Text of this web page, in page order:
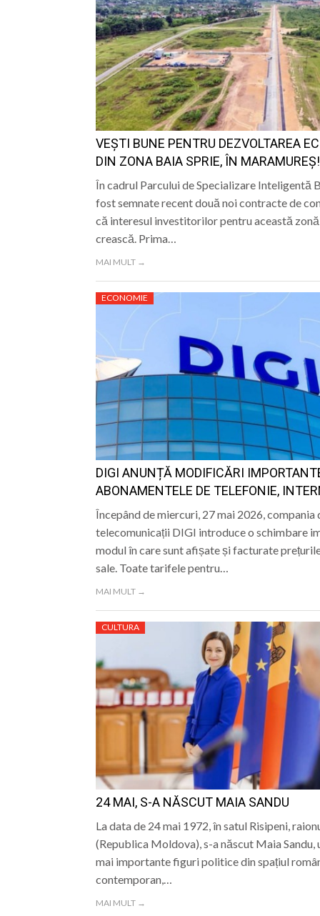
VEȘTI BUNE PENTRU DEZVOLTAREA
DIN ZONA BAIA SPRIE, ÎN MARAMUREȘ!
În cadrul Parcului de Specializare Inteligentă
fost semnate recent două noi contracte de
că interesul investitorilor pentru această
crească. Prima…
MAI MULT →
ECONOMIE
DIGI ANUNȚĂ MODIFICĂRI
ABONAMENTELE DE TELEFONIE,
Începând de miercuri, 27 mai 2026, compania
telecomunicații DIGI introduce o schimbare
modul în care sunt afișate și facturate
sale. Toate tarifele pentru…
MAI MULT →
CULTURA
24 MAI, S-A NĂSCUT MAIA SANDU
La data de 24 mai 1972, în satul Risipeni,
(Republica Moldova), s-a născut Maia Sandu,
mai importante figuri politice din spațiul
contemporan,…
MAI MULT →